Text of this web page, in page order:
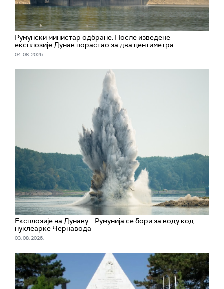
Румунски министар одбране: После изведене
експлозије Дунав порастао за два центиметра
04. 08. 2026.
Експлозије на Дунаву – Румунија се бори за воду код
нуклеарке Чернавода
03. 08. 2026.